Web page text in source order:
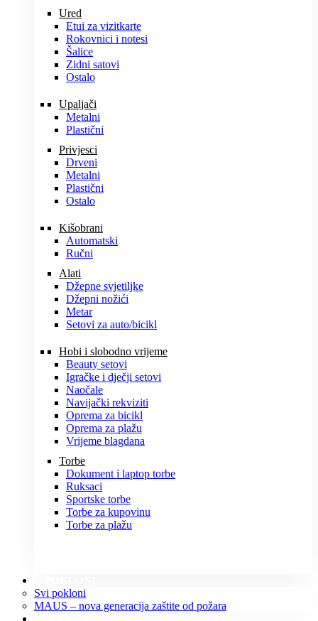
Ured
Etui za vizitkarte
Rokovnici i notesi
Šalice
Zidni satovi
Ostalo
Upaljači
Metalni
Plastični
Privjesci
Drveni
Metalni
Plastični
Ostalo
Kišobrani
Automatski
Ručni
Alati
Džepne svjetiljke
Džepni nožići
Metar
Setovi za auto/bicikl
Hobi i slobodno vrijeme
Beauty setovi
Igračke i dječji setovi
Naočale
Navijački rekviziti
Oprema za bicikl
Oprema za plažu
Vrijeme blagdana
Torbe
Dokument i laptop torbe
Ruksaci
Sportske torbe
Torbe za kupovinu
Torbe za plažu
Svi pokloni
MAUS – nova generacija zaštite od požara